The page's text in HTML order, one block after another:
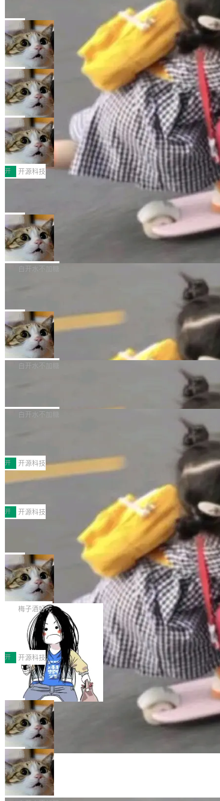
式”为主题，直面AI从实验室走向规模化产业落地
的核心质量命题。会上，《2026智能研发生产力
工具选型手册》发布，Testin云测的Testin XAge
nt智能测试系统入选AI测试领域代表产品。对CI
O而言，这提示了一个转变：AI测试正在从效率
工具升级为企业的质量基础设施。 CIO面对的新
现实 过去两年，CIO们的焦虑清单上多了两项：
一是如何让大模型和智能体应用安全地从PoC走
向生产，二是如何让测试团队跟得上AI应用...
有一种东西，一旦用过就回不去了。Alex Fedos
eev 管它叫"软件设计的基石"。 他说的东西不新
鲜——代数数据类型（ADT），尤其是和类型
（sum type）。但他说清楚了一件事：这不是类
型系统的学术体操，是日常编码的思维方式。 文
章从一个简单的例子切入。一个网站的深色主题
设置，如果用布尔值 + 可空字段来表示——bool
ean 表示是否可切换，nullable 的默认模式、浅
色方案、深色方案——会产生大量无意义的组
合。方案缺了、配置冲突了、全 null 了。要知道
哪些组合有效，作者说，你得靠"文档、校验、或
者部落知识"。 换个写法。Rust 的 enum，两个
变体：Switchable...
局
Cloudflare 开源内部企业 AI 平台 Clou
dflare OS
Cloudflare 发布了一个开源项目 Cloudflare O
S。如果你只看官方博客，你会觉得这是又一
个"AI 知识库 + 聊天机器人"——每个大厂都在
做，没什么新鲜的。 但 Kenton Varda 在 Twitte
r 上把事情说清楚了： 今天我们发布了 Cloudfla
re OS，一个带连接器的聊天机器人，跟其他所
有科技公司做的一样。只不过，实际上它不一
样。这是 Sandstorm.io 的重制版，我十年前的
那个创业公司。不同的是，这次它构建在 Cloudf
lare Workers 上——我花了九年时间搭建的平台
——并且深度集成了 AI。这基本上是我十年秘密
局
Deno 团队开源 Celld，可自托管的分
布式 Durable Objects
Ryan Dahl 领导的 Deno 团队推出了最新开源项
目 Celld，一个能在自己机器上运行 Cloudflare
Workers 和 Durable Objects 的守护进程。 设
计思路很直接：每个对象是一个独立的 SQLite
数据库，按名称寻址，复制到你自己的 S3 兼容
存储库里。节点之间只通过这个存储库协调——
没有控制平面，没有共识协议。每个对象自带一
个小型数据库，应用天然按分片构建，单个数据
库的竞争和爆炸半径问题在设计层面就被消除
了。 闲置的 cell 会休眠到几乎不占资源。当 cel
l 迁移或唤醒时，新宿主从 S3 恢复 SQLite 数据
库继续执行。存储库是持久化的唯一真相...
局
鲁大师7月新机性能/流畅/AI榜：vivo夺
性能、流畅双第一，三星Galaxy Z系列
新折叠缺席
2026年7月的手机市场，由于存储等硬件成本暴
增，手机厂商的日子也不好过啊，新机速度明显
放缓，因此硝烟味淡了许多。新机参数规格除开
Fold8 / Z Flip8）外，其余要么是中低端机器，
例如iQOO Z11i、REDMI Note 17、REDMI No
te 17 Pro、OPPO K15，要么是vivo X300 E这
样的次旗舰。 Galaxy Z Fold8 Ultra / Z Fold8 /
Z Flip8三款折叠屏新机均在7月22日发布，且全
部搭载骁龙8 Elite Gen5 for Galaxy，它们本该
开 开源科技
Zed 编辑器团队发布了新项目——DeltaDB，一
个在 git commit 之间记录每一次编辑操作的版
本控制系统。目前处于 Early Access 阶段。 De
ltaDB 的核心思路直接写在 landing page 最显
眼的位置：「Software is made between com
mits」——软件是在 commit 之间写出来的。git
是把这段空隙补上。 回退到任何一次编辑：Delt
aDB 捕获 commit 之间的每一次操作，...
局
SpaceXAI 单季资本开支达 183 亿美元
根据风险投资人Tomer Tunguz 博客（VC 分
析）披露的最新分析与第二季度业绩报告，Spac
微软同期总资本开支的四成。 与亚马逊、Alpha
bet、微软以及 Meta 等传统科技巨头相比，Spa
ceXAI的资金消耗速度尤为引人瞩目。然而，支
撑庞大支出的资金来源却呈现出截然不同的面
貌。数据显示，微软和 Meta 主要依托充沛的经
白开水不加糖
一个在终端里运行的编程 agent；Muse Spark
1.2，驱动这个 agent 的新模型。一句话概括：
你可以用 curl -fsSL https://dev.meta.ai/install.
sh | bash 安装一个能在大项目里自动规划、写
代码、验证结果的 AI 终端工具。 据介绍，Muse
个主 agent 循环，外加一组后台 agent。这些后
局
美团开源 LoHoSearch，用知识图谱校
准 AI 能力认知
机器出题的前提，是让机器拥有全局视野。整个
构建流程可以分为四个环节：建图 → 控制难度
白开水不加糖
库，并将作为transport接入Mooncake TENT。
MPComm将作为一种传输引擎接入Mooncake T
ENT，实现零拷贝传输性能提升30%、非零拷贝
传输性能最高提升5倍。UCL-MPComm底层基
于自研UCL-Engine通信引擎，后续腾讯网平将
持续开源更多基于UCL-Engine的高性能通信组
件。 腾讯网平团队在UCL-MPComm中实现了一
个独立于业务线程的全局通信引擎（Engine），
白开水不加糖
型案例入选名单》，深信服“面向企业研发场景的
开源 AI 编程平台 CoStrict 应用”凭借卓越的技术
创新与落地成效成功入选。 全链路私有化部署，
助力企业AI研发安全落地 当前，越来越多企业已
经开始引入 AI Coding 工具，通过调用公有云模
型或企业内部部署模型提升研发效率。但随着 AI
Coding 从个人辅助工具逐步走向团队级、组织
级应用，企业在规模化落地过程中，对安全性、
可控性和代码质量提出了更高要求。 首先是数据
安全与合规要求。对于大多数普通研发场景，公
有云模型能够满足快速试用和效率提升的需求。
但对于金融、能源、医疗等对数据安全要求较...
开 开源科技
深信服AI算力网关入选工信部人工智能
前不久，工业和信息化部正式发布《2025年人工
智能应用典型案例名单》，集中展示人工智能在
各领域的应用成果，覆盖技术底座、行业赋能、
产品应用、支撑保障、专题等五大方向。深信服
AI算力网关（AI创新平台）成功入选！ 随着各行
各业的Agent走向规模化建设，算力构成形态逐
渐丰富，用户关注的重点也在发生变化：不只是
让AI用起来，还要进一步看清混合算力时代下，
Token花在哪里、算力是否被充分利用，以及持
续增长的AI成本该如何优化。 深信服AI算力网关
正是围绕这些实际问题，从Token治理和成本治
理两个方面，让用户的每一份算力都看得清、管
得住、用得稳、省得下、更安全！ 一、从现在开
始，Token使用一目...
开 开源科技
Jeff Dean 离开 Google：一个时代的结
束，一个实验室的开始
Google 员工编号 20。MapReduce 作者之一。
Bigtable 作者之一。TensorFlow 的作者之一。
Gemini 的架构师。Google 首席科学家。 Jeff D
ean 在 Google 工作了 27 年后，宣布离职。 他
不是一个人走。一同离开的还有 Sanjay Ghema
wat（Google 员工编号 23，Jeff Dean 二十多
年的编程搭档，MapReduce 和 Bigtable 的共同
作者）、Quoc Le（Google 大脑核心成员，Se
q2Seq 和 DocAI 的共同发明人）以及 Oriol Vin
yals（Gemini 联合负责人，AlphaSta...
局
🔥 SolonCode v2026.8.4 发布：界面
字体可调、22 种语言、记忆搜索增强
打开终端就能上岗的全中文编码智能体，这一轮
把「看得清、用母语、记得住」三件事一次补
齐。 SolonCode 是什么 SolonCode 是杭州无
耳科技研发的企业级终端编码智能体——一位全
中文驱动的数字员工，自主理解需求、规划步
骤、编写代码。不挑模型、不挑平台，curl 一行
装完即用。 开源地址：Gitee · GitCode · GitHu
b 安装 支持 Java 8+（8~26）、macOS / Linu
x / Windows / Harmony PC。 # macOS / Linu
x / Harmony PC curl -fsSL https://solon.noea
r.org/solon...
梅子酒好吃
让“代码语义理解”深度释放AI Coding
价值潜能：华为云码道（CodeArts）
代码仓技术解析
一、代码仓深度理解技术的作用与价值 在软件工
程实践中，代码仓是企业核心知识资产的主要载
体。企业级代码仓库通常包含数十万乃至数百万
个文件，其规模远超单次模型调用可承载的上下
文窗口。随着项目规模的持续扩张与代码历史的
不断累积，代码仓中的模块关系、接口契约、业
务逻辑等关键信息往往分散于数十乃至数百个文
件之中，形成高度复杂的知识关联网络。传统的
代码检索手段（如关键词匹配、目录遍历）仅能
在语法层面完成文本定位，难以触及代码的语义
内涵与结构关联，导致开发者使用代码智能体在
理解大规模代码仓时面临显著"代码仓理解"瓶
颈。 代码仓深度理解服务（以下简称" CodeBas
e深度理解服务"）是华为云码道（CodeA...
开 开源科技
一条“删库”命令跑 17 小时，算法工程
师删光 89TB 数据只为干私活
最高人民检察院8月4日公布了一起案件：北京一
名90后算法工程师王某，为了给自己接的私活腾
服务器空间，删光了公司AI游戏部门的全部核心
数据。 王某2024年1月入职东城区某科技公司AI
短剧部门，有互联网大厂背景。在公司内部架构
调整期间，部门三次通知全员将数据从A集群迁
移到B集群，王某都回复了"收到"。 他没有迁移
数据。2024年9月3日下午4点，他使用此前登录
的账号密码进入A集群，输入了一条被程序员圈
称为"删库跑路"的命令——最高管理员权限、无
局
Cloudflare 分享推理优化实践：KV ca
che 量化 + 权重压缩，吞吐量提升 4
1%，成本降 30%
Kimi 和 GLM 是当前最强的大模型系列之一，但
它们有一个共同的问题：太吃显存了。月之暗面
的 Kimi K 系列和智谱的 GLM 都是长上下文、M
oE 架构的大模型，好用到让人上瘾，但 GPU 显
存永远不够用。 Cloudflare 的 Workers AI 团队
局
腾讯混元 Hy ASR3.0preview 发布
腾讯混元正式推出新一代语音识别模型 Hy ASR